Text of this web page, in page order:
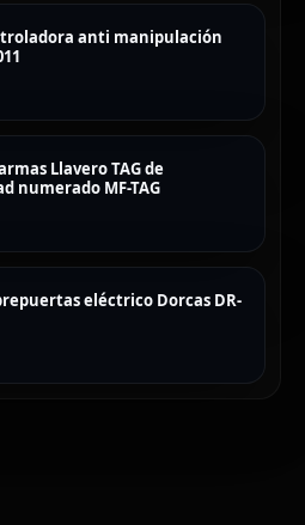
anti manipulación
Llavero TAG de
numerado MF-TAG
eléctrico Dorcas DR-